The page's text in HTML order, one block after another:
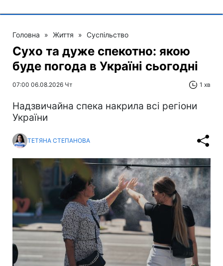
Головна » Життя » Суспільство
Сухо та дуже спекотно: якою
буде погода в Україні сьогодні
07:00 06.08.2026 Чт 1 хв
Надзвичайна спека накрила всі регіони
України
ТЕТЯНА СТЕПАНОВА